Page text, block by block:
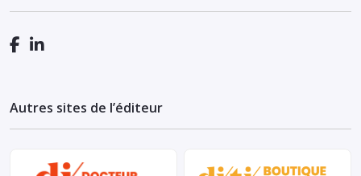
Autres sites de l’éditeur